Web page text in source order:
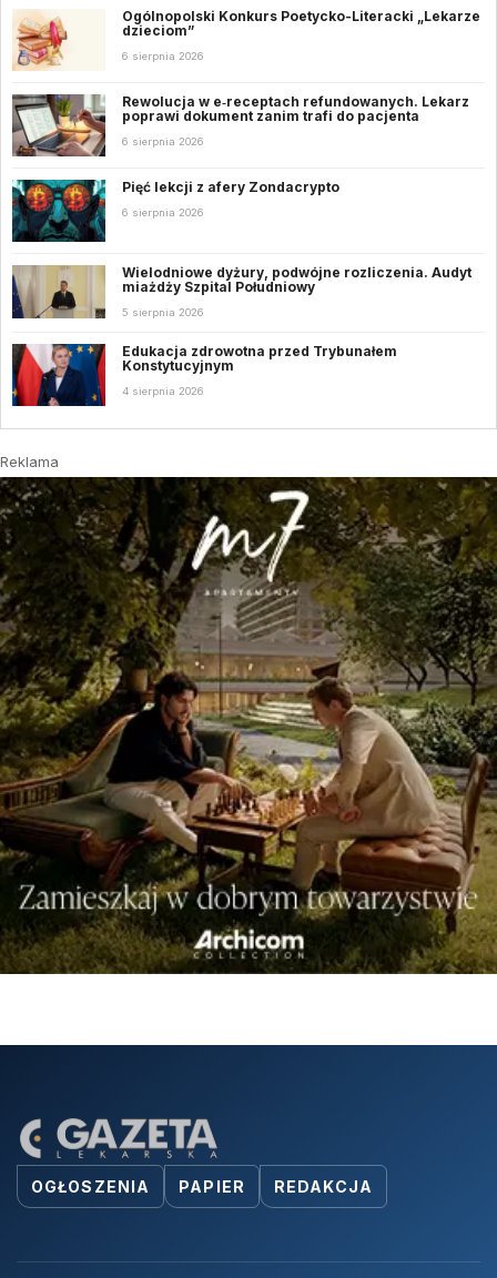
Ogólnopolski Konkurs Poetycko-Literacki „Lekarze
dzieciom”
6 sierpnia 2026
Rewolucja w e‑receptach refundowanych. Lekarz
poprawi dokument zanim trafi do pacjenta
6 sierpnia 2026
Pięć lekcji z afery Zondacrypto
6 sierpnia 2026
Wielodniowe dyżury, podwójne rozliczenia. Audyt
miażdży Szpital Południowy
5 sierpnia 2026
Edukacja zdrowotna przed Trybunałem
Konstytucyjnym
4 sierpnia 2026
Reklama
OGŁOSZENIA PAPIER REDAKCJA